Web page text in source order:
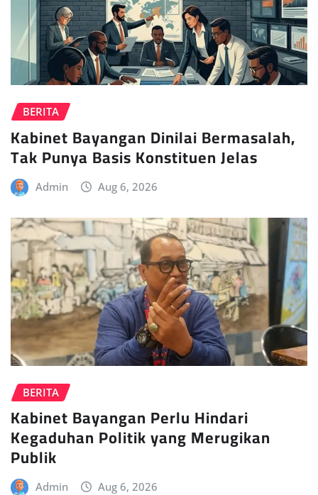
BERITA
Kabinet Bayangan Dinilai Bermasalah,
Tak Punya Basis Konstituen Jelas
Admin Aug 6, 2026
BERITA
Kabinet Bayangan Perlu Hindari
Kegaduhan Politik yang Merugikan
Publik
Admin Aug 6, 2026